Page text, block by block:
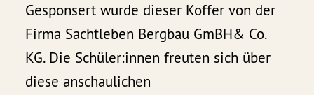
Gesponsert wurde dieser Koffer von der
Firma Sachtleben Bergbau GmBH& Co.
KG. Die Schüler:innen freuten sich über
diese anschaulichen